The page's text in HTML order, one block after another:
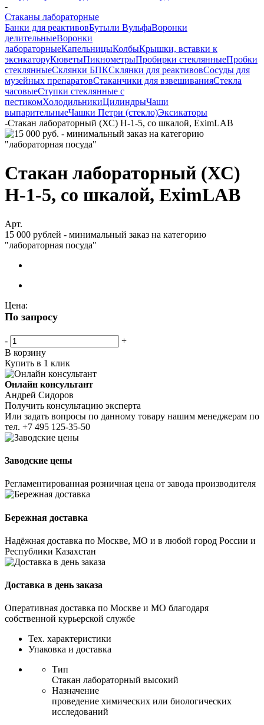
-
Стаканы лабораторные
Банки для реактивовБутыли ВульфаВоронки
делительныеВоронки
лабораторныеКапельницыКолбыКрышки, вставки к
эксикаторуКюветыПикнометрыПробирки стеклянныеПробки
стеклянныеСклянки БПКСклянки для реактивовСосуды для
музейных препаратовСтаканчики для взвешиванияСтекла
часовыеСтупки стеклянные с
пестикомХолодильникиЦилиндрыЧаши
выпарительныеЧашки Петри (стекло)Эксикаторы
-Стакан лабораторный (ХС) Н-1-5, со шкалой, EximLAB
Стакан лабораторный (ХС)
Н-1-5, со шкалой, EximLAB
Арт.
15 000 рублей - минимальный заказ на категорию
"лабораторная посуда"
Цена:
По запросу
-
+
В корзину
Купить в 1 клик
Онлайн консультант
Андрей Сидоров
Получить консультацию эксперта
Или задать вопросы по данному товару нашим менеджерам по
тел. +7 495 125-35-50
Заводские цены
Регламентированная розничная цена от завода производителя
Бережная доставка
Надёжная доставка по Москве, МО и в любой город России и
Республики Казахстан
Доставка в день заказа
Оперативная доставка по Москве и МО благодаря
собственной курьерской службе
Тех. характеристики
Упаковка и доставка
Тип
Стакан лабораторный высокий
Назначение
проведение химических или биологических
исследований